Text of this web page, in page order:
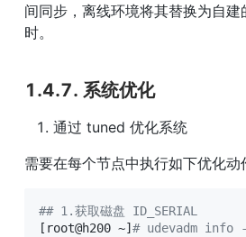
间同步，离线环境将其替换为自
时。
1.4.7. 系统优化
通过 tuned 优化系统
需要在每个节点中执行如下优化动
## 1.获取磁盘 ID_SERIAL
[ root@h200 ~] # udevadm info